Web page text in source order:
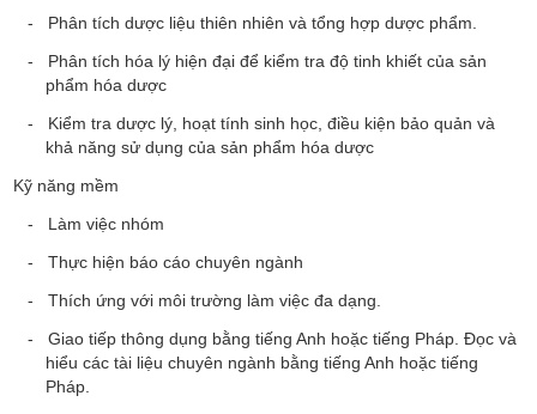
- Phân tích dược liệu thiên nhiên và tổng hợp dược phẩm.
- Phân tích hóa lý hiện đại để kiểm tra độ tinh khiết của sản
phẩm hóa dược
- Kiểm tra dược lý, hoạt tính sinh học, điều kiện bảo quản và
khả năng sử dụng của sản phẩm hóa dược
Kỹ năng mềm
- Làm việc nhóm
- Thực hiện báo cáo chuyên ngành
- Thích ứng với môi trường làm việc đa dạng.
- Giao tiếp thông dụng bằng tiếng Anh hoặc tiếng Pháp. Đọc và
hiểu các tài liệu chuyên ngành bằng tiếng Anh hoặc tiếng
Pháp.